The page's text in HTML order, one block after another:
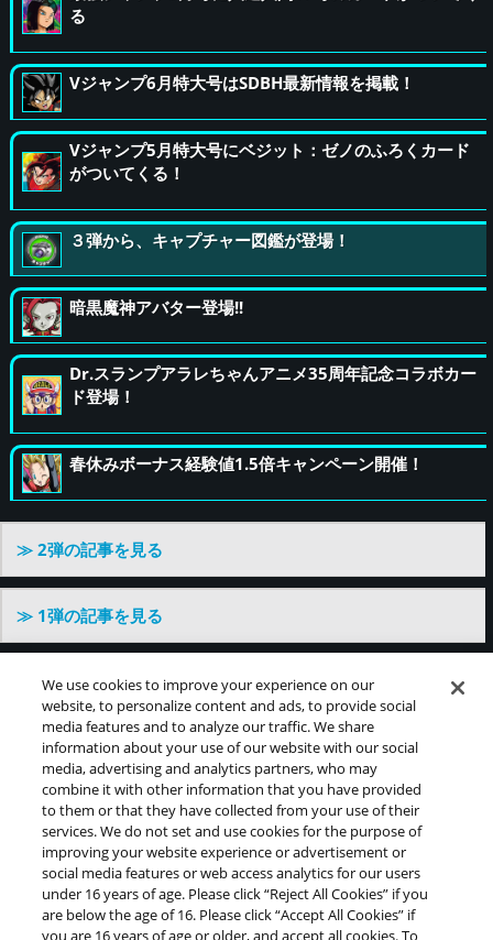
る
Vジャンプ6月特大号はSDBH最新情報を掲載！
Vジャンプ5月特大号にベジット：ゼノのふろくカード
がついてくる！
３弾から、キャプチャー図鑑が登場！
暗黒魔神アバター登場!!
Dr.スランプアラレちゃんアニメ35周年記念コラボカー
ド登場！
春休みボーナス経験値1.5倍キャンペーン開催！
≫ 2弾の記事を見る
≫ 1弾の記事を見る
©バードスタジオ／集英社・東映アニメーション
推奨環境について Cookies Settings
プライバシーポリシー
このwebサイトに記載されているすべての画像・テキス
ト・データの無断転用、転載をお断りします。
開発中につき、本サイトで使用している画像と実際の商品
とは異なる場合がございます。
We use cookies to improve your experience on our
website, to personalize content and ads, to provide social
media features and to analyze our traffic. We share
information about your use of our website with our social
media, advertising and analytics partners, who may
combine it with other information that you have provided
to them or that they have collected from your use of their
services. We do not set and use cookies for the purpose of
improving your website experience or advertisement or
social media features or web access analytics for our users
under 16 years of age. Please click “Reject All Cookies” if you
are below the age of 16. Please click “Accept All Cookies” if
you are 16 years of age or older, and accept all cookies. To